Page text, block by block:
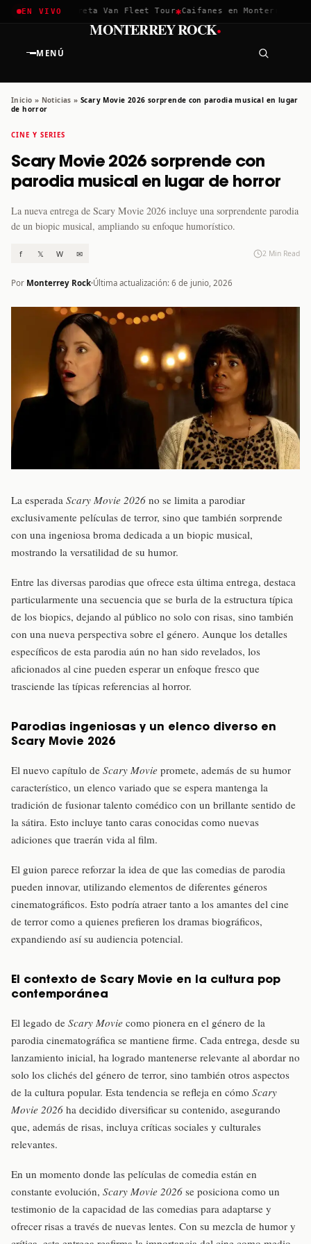
EN VIVO
2026✱ Greta Van Fleet Tour✱ Caifanes en Monterrey · 12
MENÚ
MONTERREY ROCK·
Inicio » Noticias » Scary Movie 2026 sorprende con parodia musical en lugar
de horror
CINE Y SERIES
Scary Movie 2026 sorprende con
parodia musical en lugar de horror
La nueva entrega de Scary Movie 2026 incluye una sorprendente parodia
de un biopic musical, ampliando su enfoque humorístico.
f 𝕏 W ✉ 2 Min Read
Por Monterrey Rock Última actualización: 6 de junio, 2026
La esperada Scary Movie 2026 no se limita a parodiar
exclusivamente películas de terror, sino que también sorprende
con una ingeniosa broma dedicada a un biopic musical,
mostrando la versatilidad de su humor.
Entre las diversas parodias que ofrece esta última entrega, destaca
particularmente una secuencia que se burla de la estructura típica
de los biopics, dejando al público no solo con risas, sino también
con una nueva perspectiva sobre el género. Aunque los detalles
específicos de esta parodia aún no han sido revelados, los
aficionados al cine pueden esperar un enfoque fresco que
trasciende las típicas referencias al horror.
Parodias ingeniosas y un elenco diverso en
Scary Movie 2026
El nuevo capítulo de Scary Movie promete, además de su humor
característico, un elenco variado que se espera mantenga la
tradición de fusionar talento comédico con un brillante sentido de
la sátira. Esto incluye tanto caras conocidas como nuevas
adiciones que traerán vida al film.
El guion parece reforzar la idea de que las comedias de parodia
pueden innovar, utilizando elementos de diferentes géneros
cinematográficos. Esto podría atraer tanto a los amantes del cine
de terror como a quienes prefieren los dramas biográficos,
expandiendo así su audiencia potencial.
El contexto de Scary Movie en la cultura pop
contemporánea
El legado de Scary Movie como pionera en el género de la
parodia cinematográfica se mantiene firme. Cada entrega, desde su
lanzamiento inicial, ha logrado mantenerse relevante al abordar no
solo los clichés del género de terror, sino también otros aspectos
de la cultura popular. Esta tendencia se refleja en cómo Scary
Movie 2026 ha decidido diversificar su contenido, asegurando
que, además de risas, incluya críticas sociales y culturales
relevantes.
En un momento donde las películas de comedia están en
constante evolución, Scary Movie 2026 se posiciona como un
testimonio de la capacidad de las comedias para adaptarse y
ofrecer risas a través de nuevas lentes. Con su mezcla de humor y